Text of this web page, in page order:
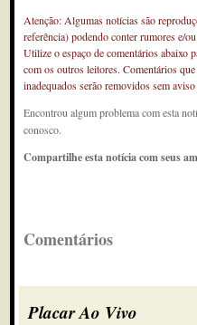
Atenção: Algumas notícias são
referência) podendo conter rumores e/
Utilize o espaço de comentários abaixo
com os outros leitores. Comentários
inadequados serão removidos sem
Encontrou algum problema com esta
conosco.
Compartilhe esta notícia com seus
Comentários
Placar Ao Vivo